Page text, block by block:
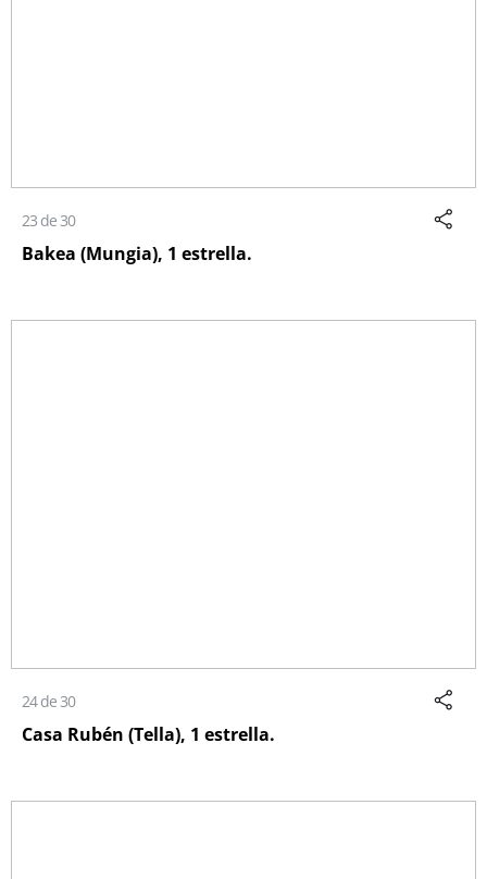
23 de 30
Bakea (Mungia), 1 estrella.
24 de 30
Casa Rubén (Tella), 1 estrella.